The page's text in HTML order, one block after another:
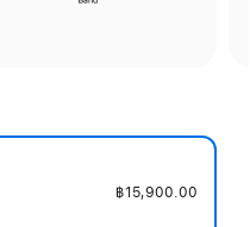
฿15,900.00